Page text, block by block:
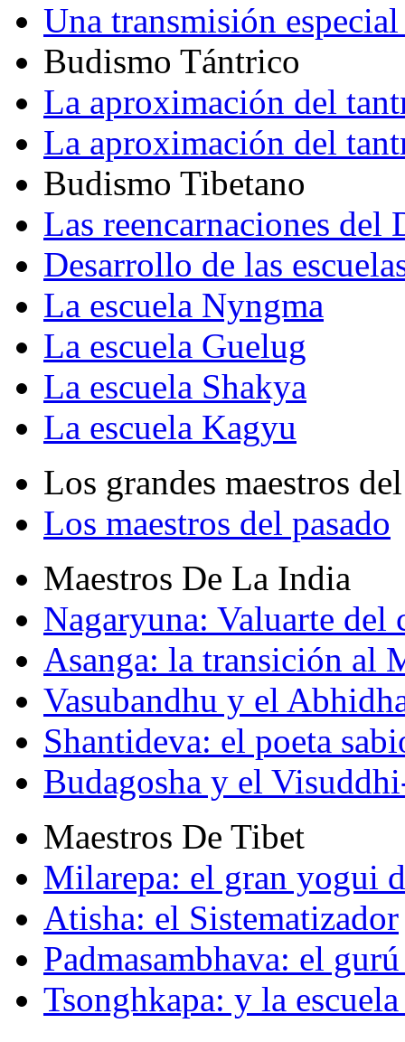
Una transmisión
Budismo Tántrico
La aproximación del
La aproximación del
Budismo Tibetano
Las reencarnaciones del
Desarrollo de las
La escuela Nyngma
La escuela Guelug
La escuela Shakya
La escuela Kagyu
Los grandes maestros
Los maestros del pasado
Maestros De La India
Nagaryuna: Valuarte del
Asanga: la transición al
Vasubandhu y el
Shantideva: el poeta
Budagosha y el
Maestros De Tibet
Milarepa: el gran yogui
Atisha: el Sistematizador
Padmasambhava: el
Tsonghkapa: y la